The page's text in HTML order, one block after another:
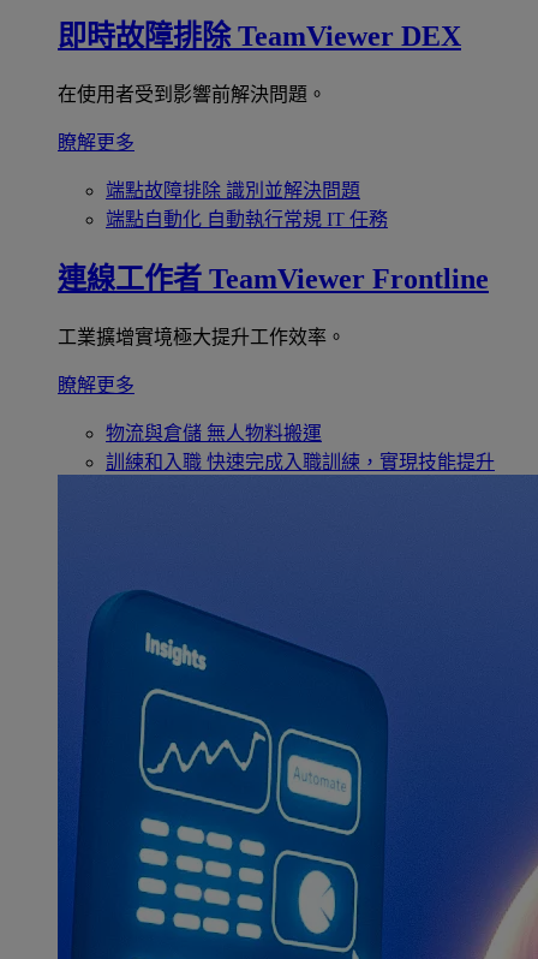
即時故障排除 TeamViewer DEX
在使用者受到影響前解決問題。
瞭解更多
端點故障排除 識別並解決問題
端點自動化 自動執行常規 IT 任務
連線工作者 TeamViewer Frontline
工業擴增實境極大提升工作效率。
瞭解更多
物流與倉儲 無人物料搬運
訓練和入職 快速完成入職訓練，實現技能提升